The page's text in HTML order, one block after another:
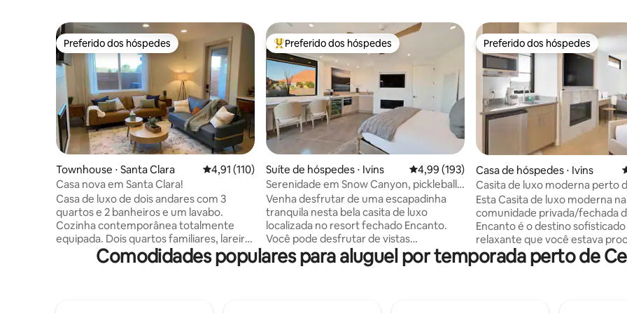
Preferido dos hóspedes
Preferido dos hóspedes
Townhouse ⋅ Santa Clara 4,91 de uma avaliação média de 5, 110 avaliações
4,91 (110)
Casa nova em Santa Clara!
Casa de luxo de dois andares com 3
quartos e 2 banheiros e um lavabo.
Cozinha contemporânea totalmente
equipada. Dois quartos familiares, lareira,
garagem para 2 carros com porta de
carga de veículo elétrico de 50 ampères.
Entre os melhores preferidos dos hóspedes
Preferido dos hóspedes
Suíte de hóspedes ⋅ Ivins 4,99 de uma avaliação média de 5, 193
4,99 (193)
Serenidade em Snow Canyon, pickleball,
piscina, spa
Venha desfrutar de uma escapadinha
tranquila nesta bela casita de luxo
localizada no resort fechado Encanto.
Você pode desfrutar de vistas
espetaculares de rochas vermelhas do
Snow Canyon a partir do seu pátio
Preferido dos hóspedes
Preferido dos hóspedes
Casa de hóspedes ⋅ Ivins
Casita de luxo moderna perto
Canyon e Tuacahn
Esta Casita de luxo moderna na
comunidade privada/fechada
Encanto é o destino sofisticado
relaxante que você estava
Desfrute de vistas para a
rocha vermelha e acesso
Comodidades populares para aluguel por temporada perto de